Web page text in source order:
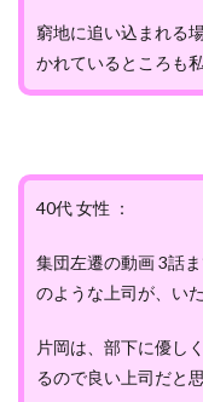
窮地に追い込まれる
かれているところも
40代 女性 ：
集団左遷の動画 3話
のような上司が、い
片岡は、部下に優し
るので良い上司だと思